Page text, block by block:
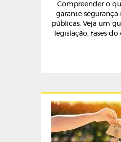
Compreender o
garante segurança
públicas. Veja um
legislação, fases do